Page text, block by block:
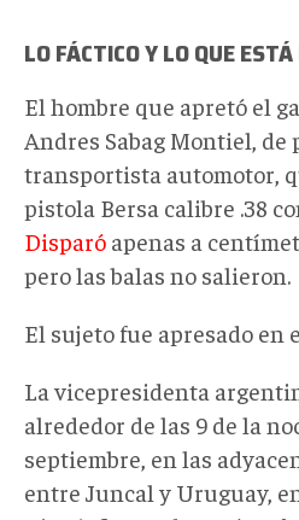
LO FÁCTICO Y LO QUE
El hombre que apretó el
Andres Sabag Montiel, de
transportista automotor,
pistola Bersa calibre .38
Disparó apenas a
pero las balas no salieron.
El sujeto fue apresado en
La vicepresidenta
alrededor de las 9 de la
septiembre, en las
entre Juncal y Uruguay,